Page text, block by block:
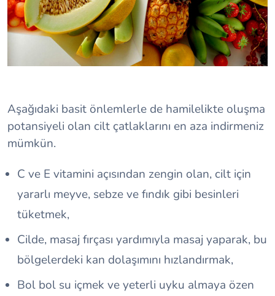
Aşağıdaki basit önlemlerle de hamilelikte oluşma
potansiyeli olan cilt çatlaklarını en aza indirmeniz
mümkün.
C ve E vitamini açısından zengin olan, cilt için
yararlı meyve, sebze ve fındık gibi besinleri
tüketmek,
Cilde, masaj fırçası yardımıyla masaj yaparak, bu
bölgelerdeki kan dolaşımını hızlandırmak,
Bol bol su içmek ve yeterli uyku almaya özen